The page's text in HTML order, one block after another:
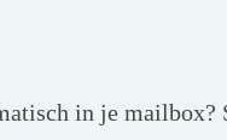
in je